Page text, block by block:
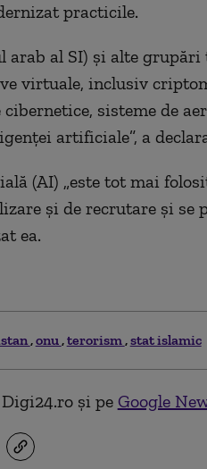
practicile.
arab al SI) şi alte
virtuale, inclusiv
sisteme de
artificiale”, a
(AI) „este tot mai
şi de recrutare şi se
ea.
onu terorism stat islamic
și pe Google